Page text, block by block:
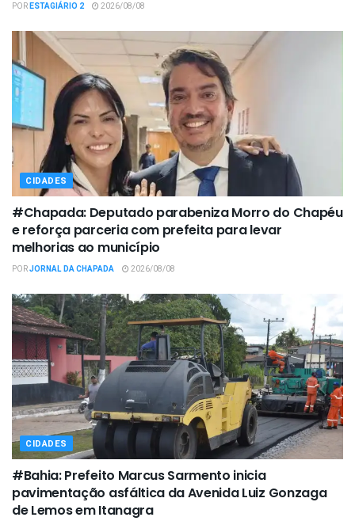
PORESTAGIÁRIO 2 2026/08/08
CIDADES
#Chapada: Deputado parabeniza Morro do Chapéu
e reforça parceria com prefeita para levar
melhorias ao município
PORJORNAL DA CHAPADA 2026/08/08
CIDADES
#Bahia: Prefeito Marcus Sarmento inicia
pavimentação asfáltica da Avenida Luiz Gonzaga
de Lemos em Itanagra